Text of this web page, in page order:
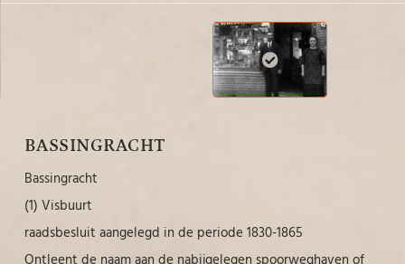
BASSINGRACHT
Bassingracht
(1) Visbuurt
raadsbesluit aangelegd in de periode 1830-1865
Ontleent de naam aan de nabijgelegen spoorweghaven of